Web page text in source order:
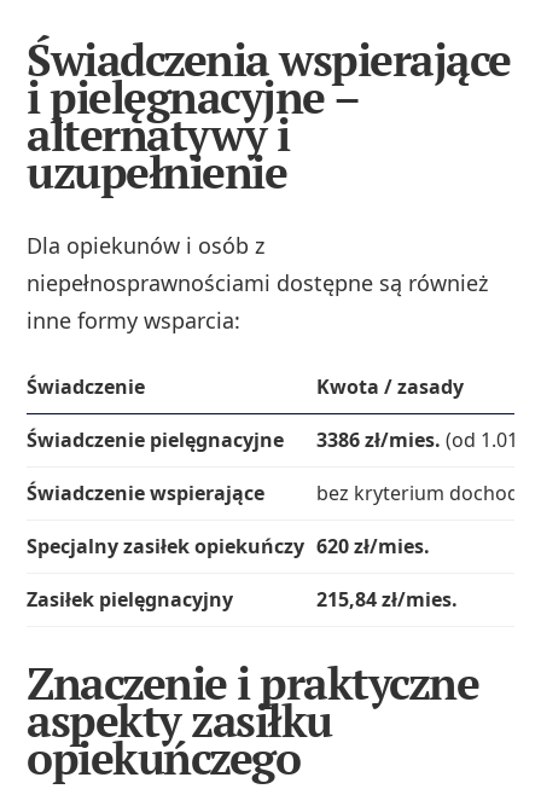
Świadczenia wspierające
i pielęgnacyjne –
alternatywy i
uzupełnienie
Dla opiekunów i osób z
niepełnosprawnościami dostępne są również
inne formy wsparcia:
Świadczenie
Kwota / zasady
Świadczenie pielęgnacyjne
3386 zł/mies. (od
Świadczenie wspierające
bez kryterium
Specjalny zasiłek opiekuńczy 620 zł/mies.
Zasiłek pielęgnacyjny
215,84 zł/mies.
Znaczenie i praktyczne
aspekty zasiłku
opiekuńczego